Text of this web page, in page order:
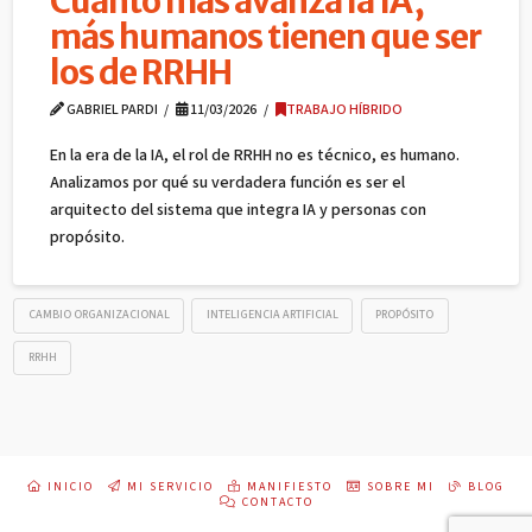
más humanos tienen que ser
los de RRHH
GABRIEL PARDI 11/03/2026 TRABAJO HÍBRIDO
En la era de la IA, el rol de RRHH no es técnico, es humano.
Analizamos por qué su verdadera función es ser el
arquitecto del sistema que integra IA y personas con
propósito.
CAMBIO ORGANIZACIONAL INTELIGENCIA ARTIFICIAL PROPÓSITO
RRHH
INICIO MI SERVICIO MANIFIESTO SOBRE MI
BLOG
CONTACTO